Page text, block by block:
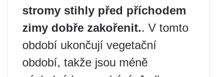
stromy stihly před příchodem
zimy dobře zakořenit.. V tomto
období ukončují vegetační
období, takže jsou méně